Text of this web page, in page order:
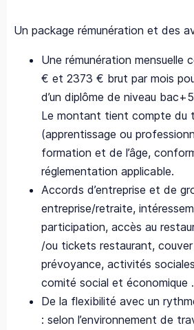
Un package rémunération et des
Une rémunération mensuelle
€ et 2373 € brut par mois
d’un diplôme de niveau
Le montant tient compte du
(apprentissage ou
formation et de l’âge,
réglementation applicable.
Accords d’entreprise et de
entreprise/retraite,
participation, accès au
/ou tickets restaurant,
prévoyance, activités
comité social et économique
De la flexibilité avec un
: selon l’environnement de